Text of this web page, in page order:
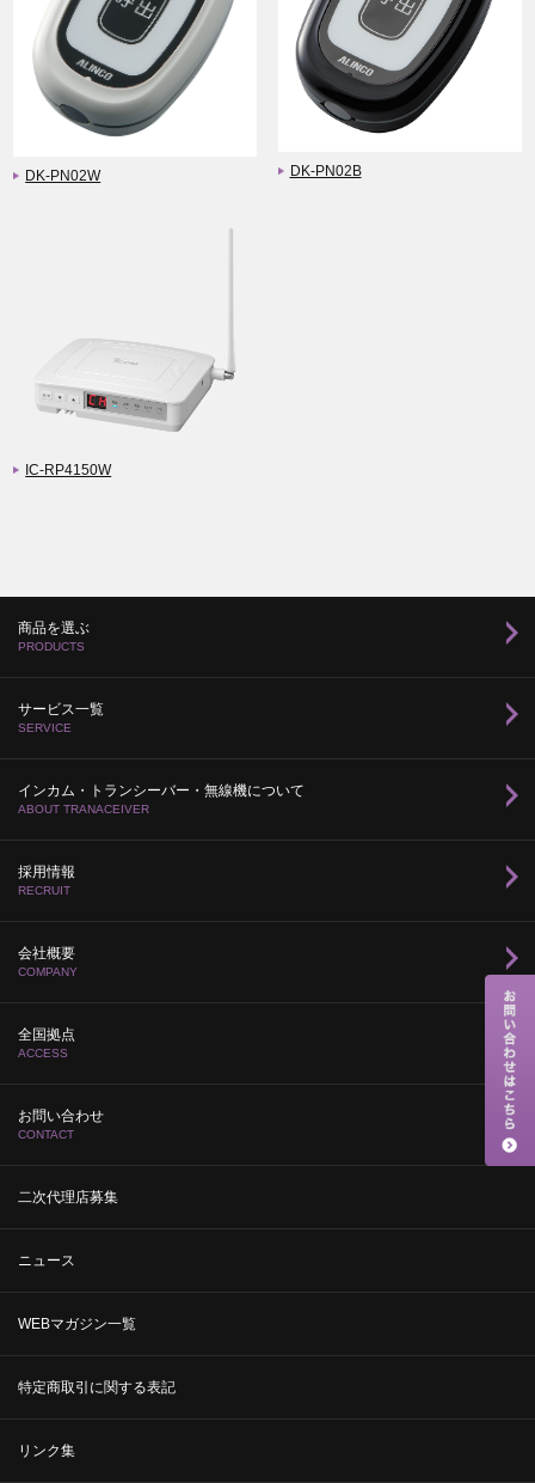
DK-PN02W DK-PN02B
IC-RP4150W
商品を選ぶ
PRODUCTS
サービス一覧
SERVICE
インカム・トランシーバー・無線機について
ABOUT TRANACEIVER
採用情報
RECRUIT
会社概要
COMPANY
全国拠点
ACCESS
お問い合わせ
CONTACT
二次代理店募集
ニュース
WEBマガジン一覧
特定商取引に関する表記
リンク集